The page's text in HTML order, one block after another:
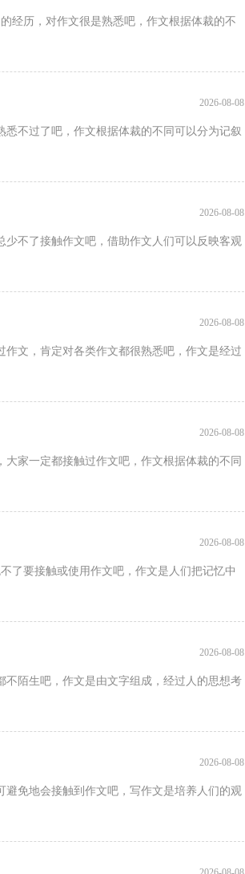
经历，对作文很是熟悉吧，作文根据体裁的不
2026-08-08
不过了吧，作文根据体裁的不同可以分为记叙
2026-08-08
不了接触作文吧，借助作文人们可以反映客观
2026-08-08
文，肯定对各类作文都很熟悉吧，作文是经过
2026-08-08
家一定都接触过作文吧，作文根据体裁的不同
2026-08-08
了要接触或使用作文吧，作文是人们把记忆中
2026-08-08
陌生吧，作文是由文字组成，经过人的思想考
2026-08-08
免地会接触到作文吧，写作文是培养人们的观